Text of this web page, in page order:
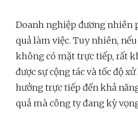
Doanh nghiệp đương nhiên
quả làm việc. Tuy nhiên,
không có mặt trực tiếp, rất
được sự cộng tác và tốc độ
hưởng trực tiếp đến khả
quả mà công ty đang kỳ